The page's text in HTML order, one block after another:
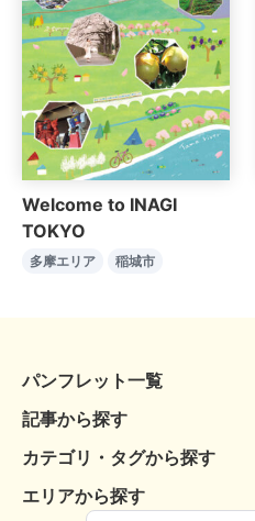
Welcome to INAGI
TOKYO
多摩エリア 稲城市
パンフレット一覧
記事から探す
カテゴリ・タグから探す
エリアから探す